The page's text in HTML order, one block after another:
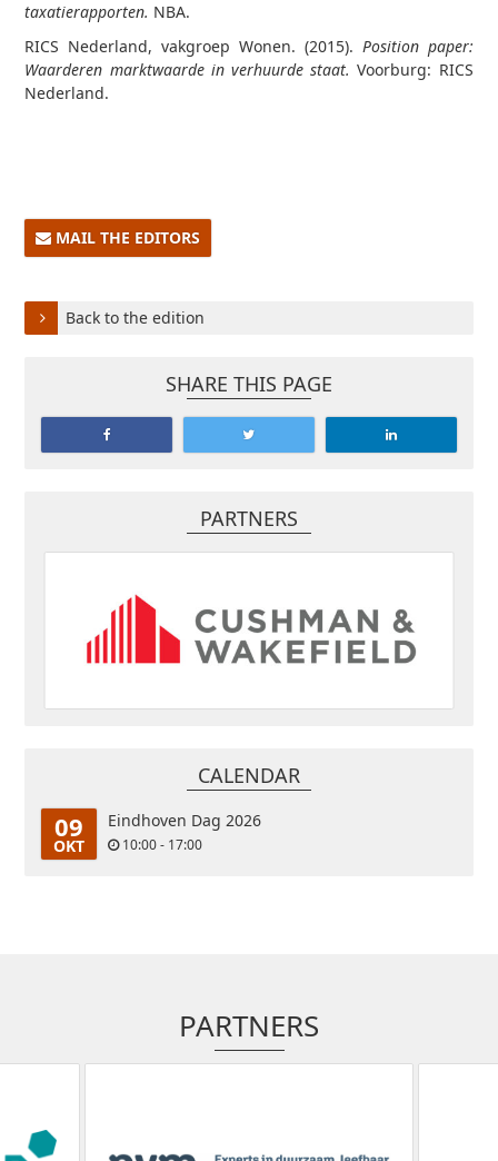
taxatierapporten. NBA.
RICS Nederland, vakgroep Wonen. (2015). Position paper:
Waarderen marktwaarde in verhuurde staat. Voorburg: RICS
Nederland.
MAIL THE EDITORS
Back to the edition
SHARE THIS PAGE
PARTNERS
CALENDAR
09
OKT
Eindhoven Dag 2026
10:00 - 17:00
PARTNERS